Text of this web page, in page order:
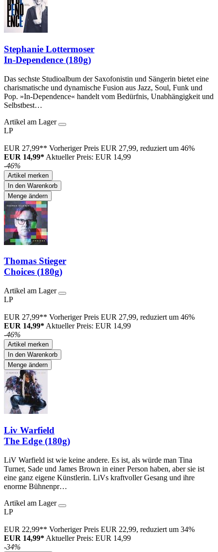
Stephanie Lottermoser
In-Dependence (180g)
Das sechste Studioalbum der Saxofonistin und Sängerin bietet eine
charismatische und dynamische Fusion aus Jazz, Soul, Funk und
Pop. »In-Dependence« handelt vom Bedürfnis, Unabhängigkeit und
Selbstbest…
Artikel am Lager
LP
EUR 27,99** Vorheriger Preis EUR 27,99, reduziert um 46%
EUR 14,99* Aktueller Preis: EUR 14,99
-46%
Artikel merken
In den Warenkorb
Menge ändern
Thomas Stieger
Choices (180g)
Artikel am Lager
LP
EUR 27,99** Vorheriger Preis EUR 27,99, reduziert um 46%
EUR 14,99* Aktueller Preis: EUR 14,99
-46%
Artikel merken
In den Warenkorb
Menge ändern
Liv Warfield
The Edge (180g)
LiV Warfield ist wie keine andere. Es ist, als würde man Tina
Turner, Sade und James Brown in einer Person haben, aber sie ist
eine ganz eigene Künstlerin. LiVs kraftvoller Gesang und ihre
enorme Bühnenpr…
Artikel am Lager
LP
EUR 22,99** Vorheriger Preis EUR 22,99, reduziert um 34%
EUR 14,99* Aktueller Preis: EUR 14,99
-34%